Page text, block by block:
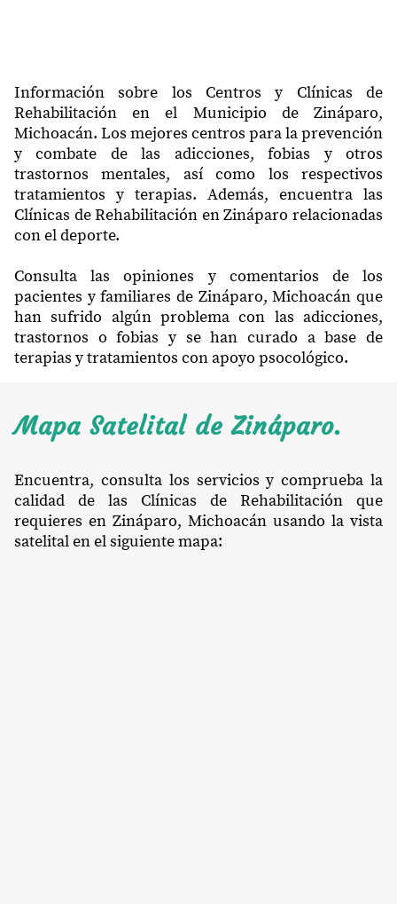
Información sobre los Centros y Clínicas de
Rehabilitación en el Municipio de Zináparo,
Michoacán. Los mejores centros para la prevención
y combate de las adicciones, fobias y otros
trastornos mentales, así como los respectivos
tratamientos y terapias. Además, encuentra las
Clínicas de Rehabilitación en Zináparo relacionadas
con el deporte.
Consulta las opiniones y comentarios de los
pacientes y familiares de Zináparo, Michoacán que
han sufrido algún problema con las adicciones,
trastornos o fobias y se han curado a base de
terapias y tratamientos con apoyo psocológico.
Mapa Satelital de Zináparo.
Encuentra, consulta los servicios y comprueba la
calidad de las Clínicas de Rehabilitación que
requieres en Zináparo, Michoacán usando la vista
satelital en el siguiente mapa: